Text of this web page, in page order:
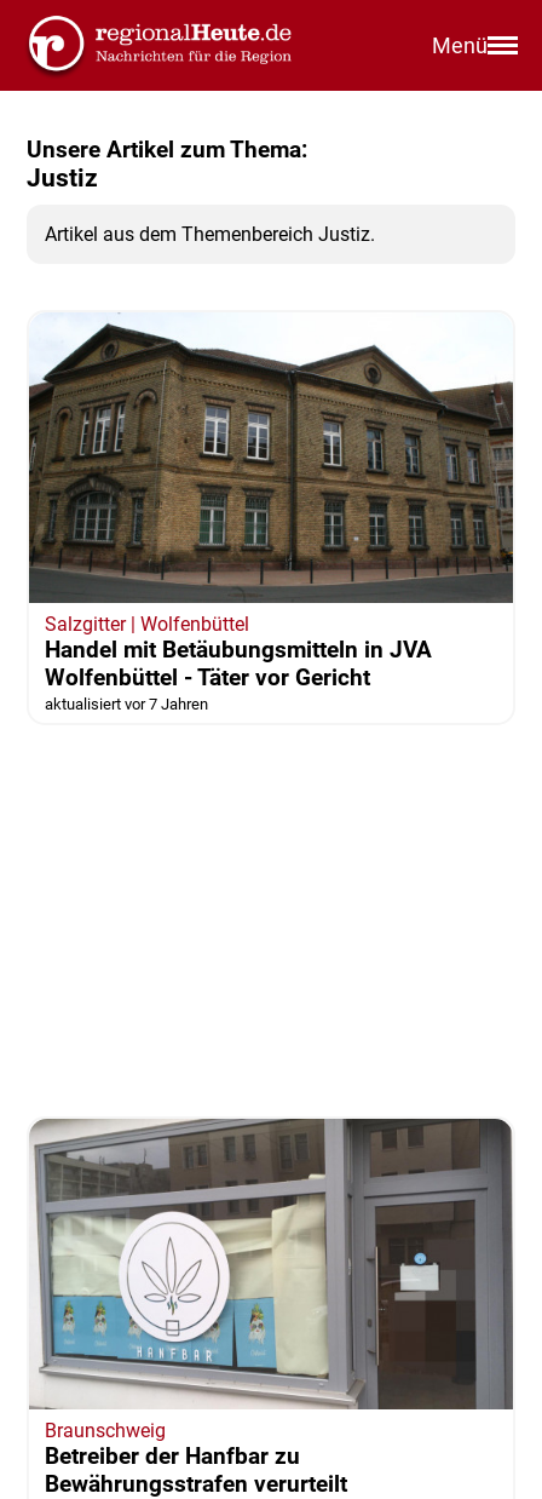
Menü
Unsere Artikel zum Thema:
Justiz
Artikel aus dem Themenbereich Justiz.
Salzgitter | Wolfenbüttel
Handel mit Betäubungsmitteln in JVA
Wolfenbüttel - Täter vor Gericht
aktualisiert vor 7 Jahren
Braunschweig
Betreiber der Hanfbar zu
Bewährungsstrafen verurteilt